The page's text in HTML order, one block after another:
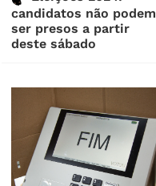
candidatos não podem
ser presos a partir
deste sábado